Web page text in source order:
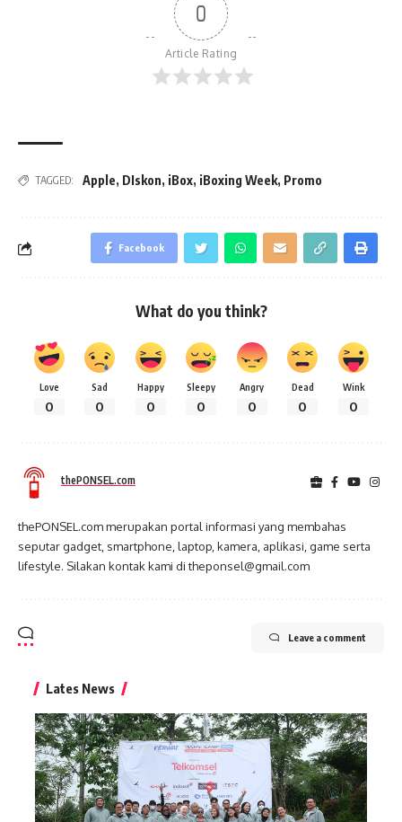
0
Article Rating
TAGGED: Apple, DIskon, iBox, iBoxing Week, Promo
Facebook
What do you think?
Love
0
Sad
0
Happy
0
Sleepy
0
Angry
0
Dead
0
Wink
0
thePONSEL.com
thePONSEL.com merupakan portal informasi yang membahas
seputar gadget, smartphone, laptop, kamera, aplikasi, game serta
lifestyle. Silakan kontak kami di theponsel@gmail.com
Leave a comment
Lates News